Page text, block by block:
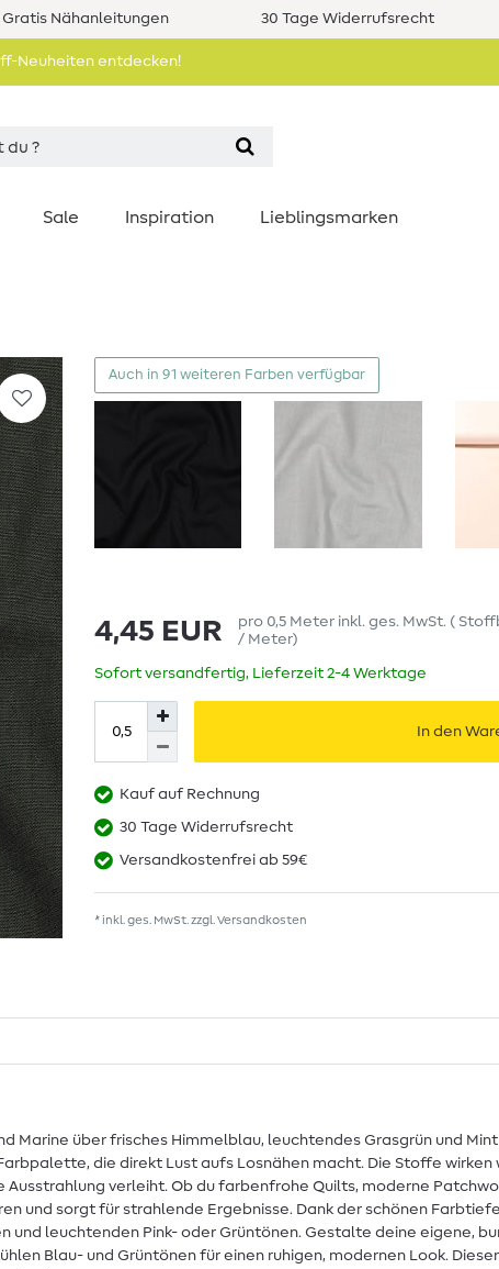
Gratis Nähanleitungen 30 Tage Widerrufsrecht
Neuheiten entdecken!
Sale Inspiration Lieblingsmarken
Auch in 91 weiteren Farben verfügbar
4,45 EUR pro 0,5 Meter inkl. ges. MwSt. (
/ Meter)
Sofort versandfertig, Lieferzeit 2-4 Werktage
In den
Kauf auf Rechnung
30 Tage Widerrufsrecht
Versandkostenfrei ab 59€
* inkl. ges. MwSt. zzgl.Versandkosten
Marine über frisches Himmelblau, leuchtendes Grasgrün und
die direkt Lust aufs Losnähen macht. Die Stoffe
verleiht. Ob du farbenfrohe Quilts, moderne
und sorgt für strahlende Ergebnisse. Dank der schönen
und leuchtenden Pink- oder Grüntönen. Gestalte deine eigene,
Blau- und Grüntönen für einen ruhigen, modernen Look.